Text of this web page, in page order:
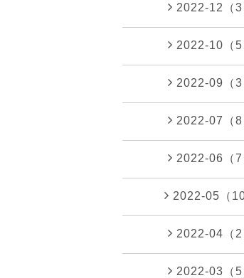
2022-12（3
2022-10（5
2022-09（3
2022-07（8
2022-06（7
2022-05（10
2022-04（2
2022-03（5